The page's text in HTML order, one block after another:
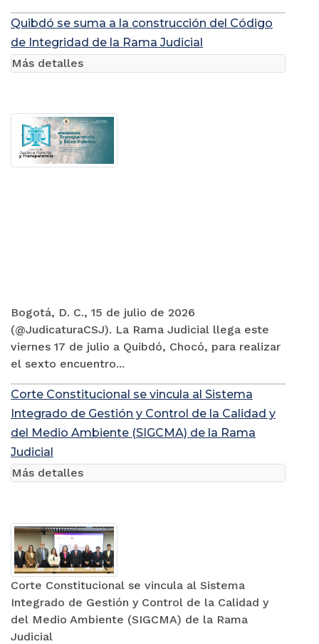
Quibdó se suma a la construcción del Código
de Integridad de la Rama Judicial
Bogotá, D. C., 15 de julio de 2026
(@JudicaturaCSJ). La Rama Judicial llega este
viernes 17 de julio a Quibdó, Chocó, para realizar
el sexto encuentro...
Más detalles
Corte Constitucional se vincula al Sistema
Integrado de Gestión y Control de la Calidad y
del Medio Ambiente (SIGCMA) de la Rama
Judicial
Corte Constitucional se vincula al Sistema
Integrado de Gestión y Control de la Calidad y
del Medio Ambiente (SIGCMA) de la Rama
Judicial
Más detalles